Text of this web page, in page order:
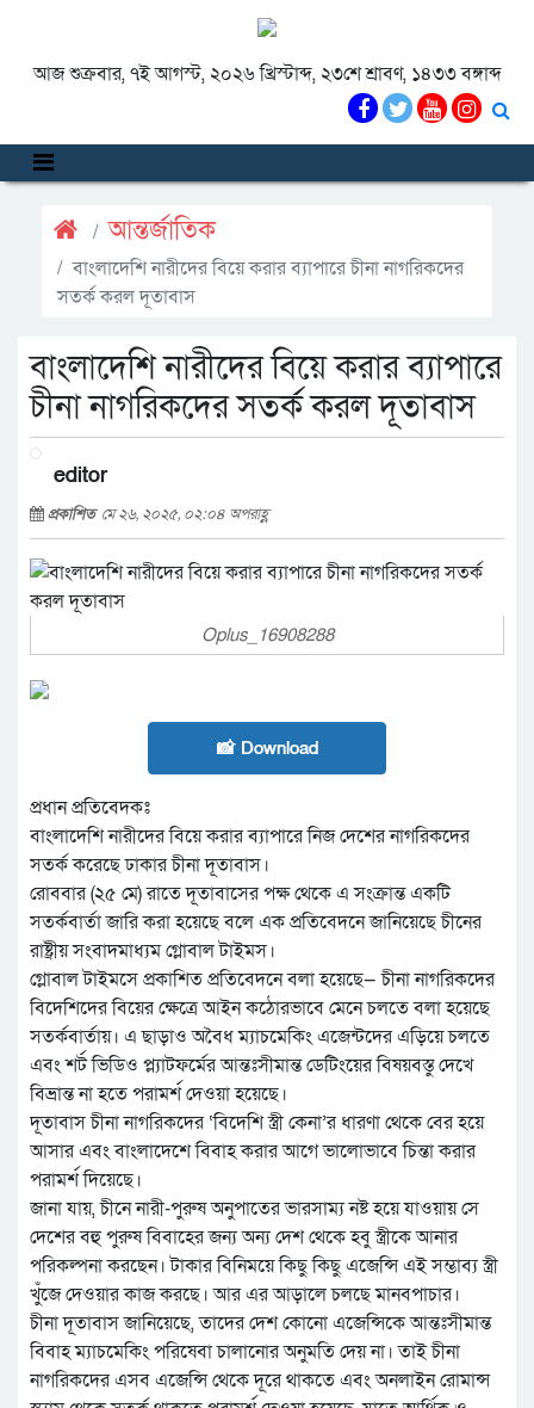
আজ শুক্রবার, ৭ই আগস্ট, ২০২৬ খ্রিস্টাব্দ, ২৩শে শ্রাবণ, ১৪৩৩ বঙ্গাব্দ
আন্তর্জাতিক
বাংলাদেশি নারীদের বিয়ে করার ব্যাপারে চীনা নাগরিকদের
সতর্ক করল দূতাবাস
বাংলাদেশি নারীদের বিয়ে করার ব্যাপারে
চীনা নাগরিকদের সতর্ক করল দূতাবাস
editor
প্রকাশিত মে ২৬, ২০২৫, ০২:০৪ অপরাহ্ণ
Oplus_16908288
📸 Download
প্রধান প্রতিবেদকঃ
বাংলাদেশি নারীদের বিয়ে করার ব্যাপারে নিজ দেশের নাগরিকদের
সতর্ক করেছে ঢাকার চীনা দূতাবাস।
রোববার (২৫ মে) রাতে দূতাবাসের পক্ষ থেকে এ সংক্রান্ত একটি
সতর্কবার্তা জারি করা হয়েছে বলে এক প্রতিবেদনে জানিয়েছে চীনের
রাষ্ট্রীয় সংবাদমাধ্যম গ্লোবাল টাইমস।
গ্লোবাল টাইমসে প্রকাশিত প্রতিবেদনে বলা হয়েছে— চীনা নাগরিকদের
বিদেশিদের বিয়ের ক্ষেত্রে আইন কঠোরভাবে মেনে চলতে বলা হয়েছে
সতর্কবার্তায়। এ ছাড়াও অবৈধ ম্যাচমেকিং এজেন্টদের এড়িয়ে চলতে
এবং শর্ট ভিডিও প্ল্যাটফর্মের আন্তঃসীমান্ত ডেটিংয়ের বিষয়বস্তু দেখে
বিভ্রান্ত না হতে পরামর্শ দেওয়া হয়েছে।
দূতাবাস চীনা নাগরিকদের ‘বিদেশি স্ত্রী কেনা’র ধারণা থেকে বের হয়ে
আসার এবং বাংলাদেশে বিবাহ করার আগে ভালোভাবে চিন্তা করার
পরামর্শ দিয়েছে।
জানা যায়, চীনে নারী-পুরুষ অনুপাতের ভারসাম্য নষ্ট হয়ে যাওয়ায় সে
দেশের বহু পুরুষ বিবাহের জন্য অন্য দেশ থেকে হবু স্ত্রীকে আনার
পরিকল্পনা করছেন। টাকার বিনিময়ে কিছু কিছু এজেন্সি এই সম্ভাব্য স্ত্রী
খুঁজে দেওয়ার কাজ করছে। আর এর আড়ালে চলছে মানবপাচার।
চীনা দূতাবাস জানিয়েছে, তাদের দেশ কোনো এজেন্সিকে আন্তঃসীমান্ত
বিবাহ ম্যাচমেকিং পরিষেবা চালানোর অনুমতি দেয় না। তাই চীনা
নাগরিকদের এসব এজেন্সি থেকে দূরে থাকতে এবং অনলাইন রোমান্স